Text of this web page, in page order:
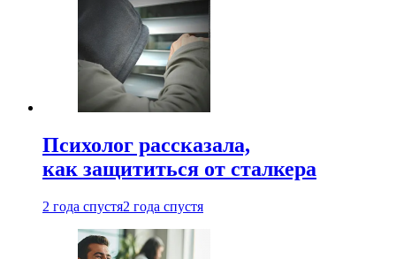
Психолог рассказала,
как защититься от сталкера
2 года спустя2 года спустя